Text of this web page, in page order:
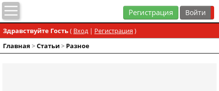
Регистрация
Здравствуйте Гость( Вход| Регистрация )
Главная >Статьи> Разное